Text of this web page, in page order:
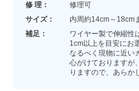
修 理：
修理可
サイズ：
内周約14cm～18cm
補足：
ワイヤー製で伸縮性
1cm以上を目安にお
なるべく現物に近い
心がけておりますが
りますので、あらか